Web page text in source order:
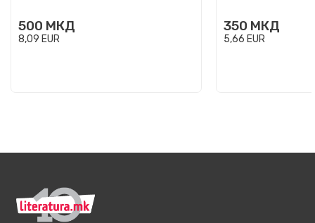
500 МКД
8,09 EUR
350 МКД
5,66 EUR